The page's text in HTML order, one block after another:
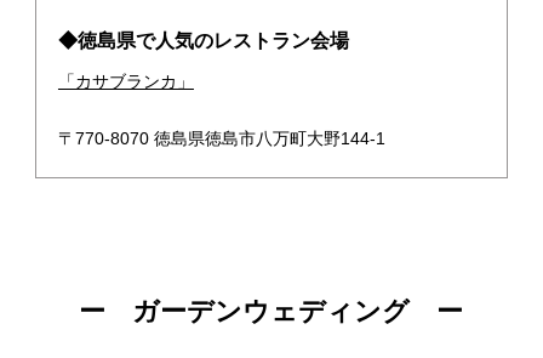
◆徳島県で人気のレストラン会場
「カサブランカ」
〒770-8070 徳島県徳島市八万町大野144-1
ー ガーデンウェディング ー